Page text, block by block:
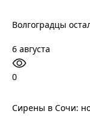
Волгоградцы
6 августа
0
Сирены в Сочи: